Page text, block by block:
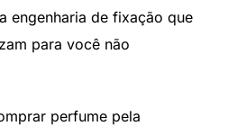
engenharia de fixação que
para você não
perfume pela